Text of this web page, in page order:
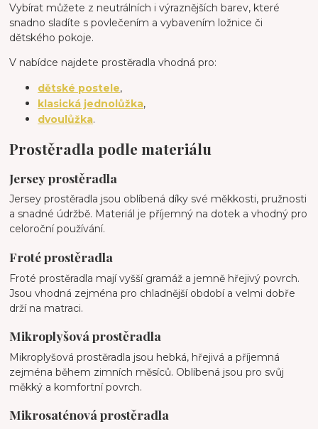
Vybírat můžete z neutrálních i výraznějších barev, které
snadno sladíte s povlečením a vybavením ložnice či
dětského pokoje.
V nabídce najdete prostěradla vhodná pro:
dětské postele,
klasická jednolůžka,
dvoulůžka.
Prostěradla podle materiálu
Jersey prostěradla
Jersey prostěradla jsou oblíbená díky své měkkosti, pružnosti
a snadné údržbě. Materiál je příjemný na dotek a vhodný pro
celoroční používání.
Froté prostěradla
Froté prostěradla mají vyšší gramáž a jemně hřejivý povrch.
Jsou vhodná zejména pro chladnější období a velmi dobře
drží na matraci.
Mikroplyšová prostěradla
Mikroplyšová prostěradla jsou hebká, hřejivá a příjemná
zejména během zimních měsíců. Oblíbená jsou pro svůj
měkký a komfortní povrch.
Mikrosaténová prostěradla